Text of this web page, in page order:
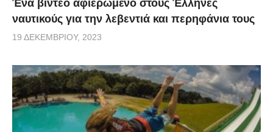
Ένα βίντεο αφιερωμένο στους Έλληνες
ναυτικούς για την λεβεντιά και περηφάνια τους
19 ΔΕΚΕΜΒΡΊΟΥ, 2023